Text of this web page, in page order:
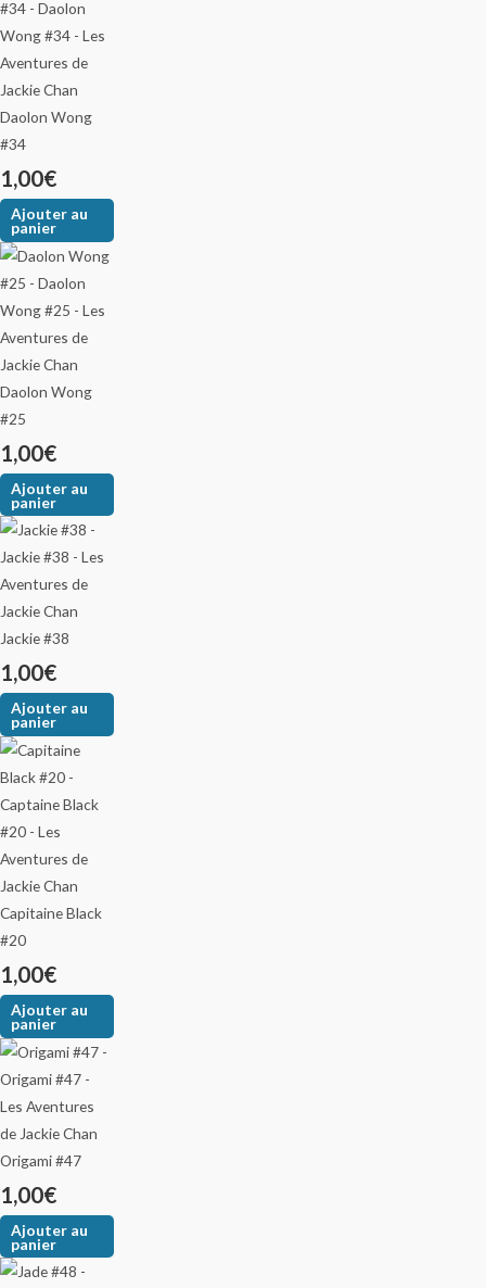
Daolon Wong
#34
1,00€
Ajouter au
panier
Daolon Wong
#25
1,00€
Ajouter au
panier
Jackie #38
1,00€
Ajouter au
panier
Capitaine Black
#20
1,00€
Ajouter au
panier
Origami #47
1,00€
Ajouter au
panier